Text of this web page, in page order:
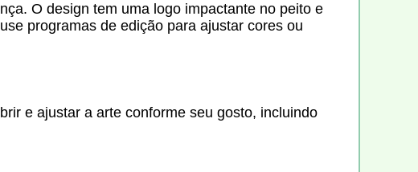
O design tem uma logo impactante no peito e
programas de edição para ajustar cores ou
e ajustar a arte conforme seu gosto, incluindo